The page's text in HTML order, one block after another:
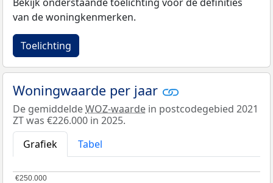
van de woningkenmerken.
Toelichting
Woningwaarde per jaar
De gemiddeldeWOZ-waarde in postcodegebied 2021
ZT was €226.000 in 2025.
Grafiek
Tabel
€250.000
€250.000